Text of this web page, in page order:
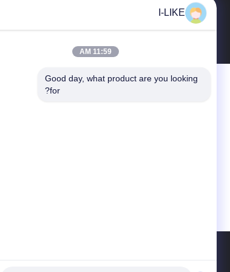
I-LIKE
11:59 AM
Good day, what product are you looking
for?